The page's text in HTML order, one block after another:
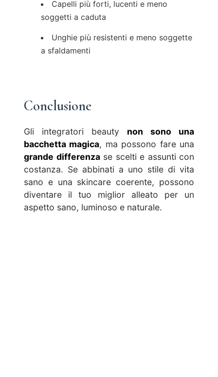
Capelli più forti, lucenti e meno
soggetti a caduta
Unghie più resistenti e meno soggette
a sfaldamenti
Conclusione
Gli integratori beauty non sono una
bacchetta magica, ma possono fare una
grande differenzase scelti e assunti con
costanza. Se abbinati a uno stile di vita
sano e una skincare coerente, possono
diventare il tuo miglior alleato per un
aspetto sano, luminoso e naturale.